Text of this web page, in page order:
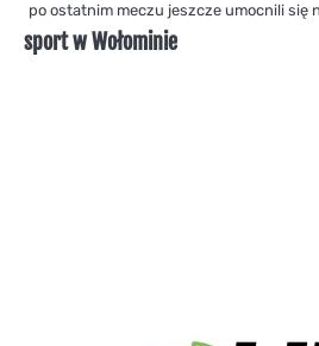
po ostatnim meczu jeszcze umocnili się
sport w Wołominie